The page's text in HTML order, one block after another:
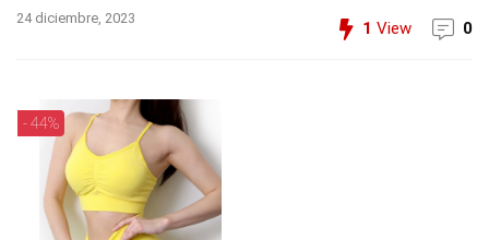
24 diciembre, 2023
1 View 0
- 44%